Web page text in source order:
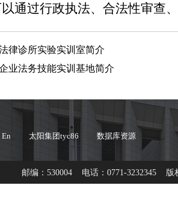
通过行政执法、合法性审查
律诊所实验实训室简介
业法务技能实训基地简介
En 太阳集团tyc86 数据库资源
邮编：530004 电话：0771-3232345 版